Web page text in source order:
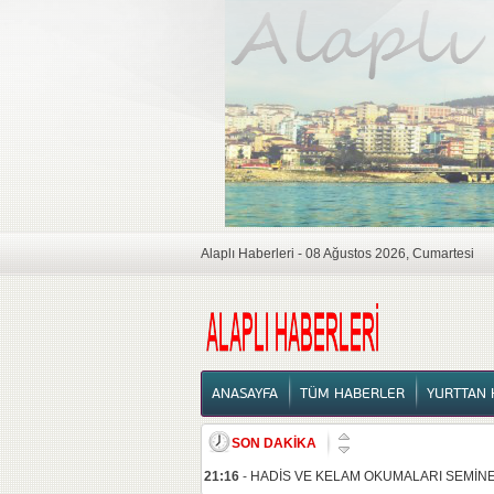
Alaplı Haberleri - 08 Ağustos 2026, Cumartesi
ANASAYFA
ANASAYFA TÜM HABERLER YURTTAN
SON DAKİKA
21:16 - HADİS VE KELAM OKUMALARI